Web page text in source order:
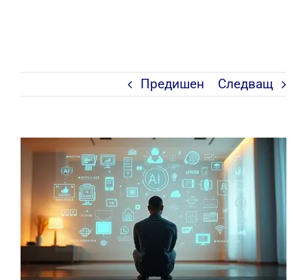
Предишен Следващ
View
Image